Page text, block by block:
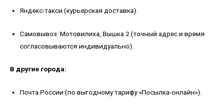
Яндекс-такси (курьерская доставка).
Самовывоз: Мотовилиха, Вышка 2 (точный адрес и время
согласовываются индивидуально).
В другие города:
Почта России (по выгодному тарифу «Посылка-онлайн»).